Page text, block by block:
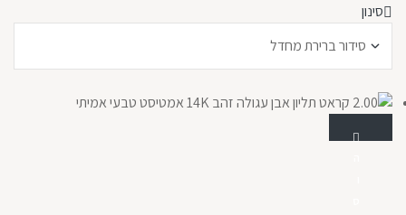
סינון